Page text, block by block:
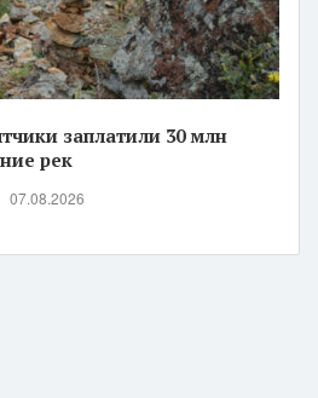
заплатили 30 млн
рек
07.08.2026